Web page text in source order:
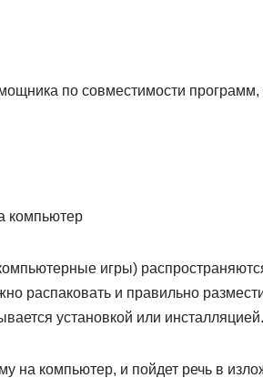
по совместимости программ,
компьютер
игры)
распаковать и правильно
установкой или инсталляцией.
на компьютер, и пойдет речь в